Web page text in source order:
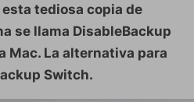
tediosa copia de
se llama DisableBackup
Mac. La alternativa para
Switch.